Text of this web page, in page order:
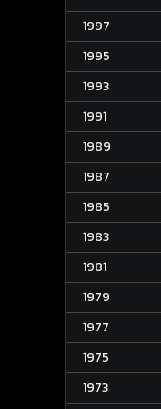
1997
1995
1993
1991
1989
1987
1985
1983
1981
1979
1977
1975
1973